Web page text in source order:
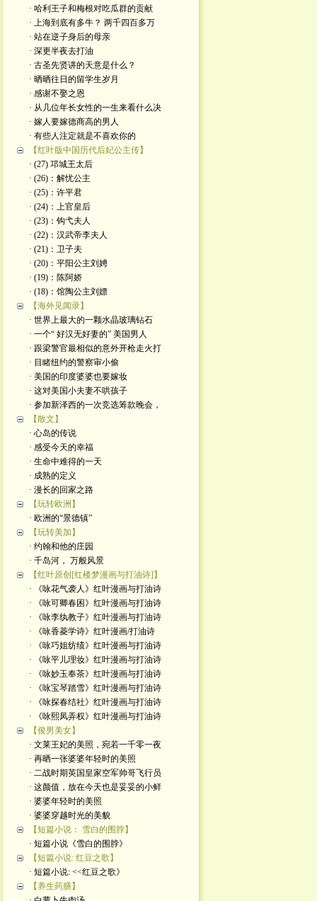
· 哈利王子和梅根对吃瓜群的贡献
· 上海到底有多牛？ 两千四百多万
· 站在逆子身后的母亲
· 深更半夜去打油
· 古圣先贤讲的天意是什么？
· 晒晒往日的留学生岁月
· 感谢不娶之恩
· 从几位年长女性的一生来看什么决
· 嫁人要嫁德商高的男人
· 有些人注定就是不喜欢你的
【红叶版中国历代后妃公主传】
· (27) 邛城王太后
· (26)：解忧公主
· (25)：许平君
· (24)：上官皇后
· (23)：钩弋夫人
· (22)：汉武帝李夫人
· (21)：卫子夫
· (20)：平阳公主刘娉
· (19)：陈阿娇
· (18)：馆陶公主刘嫖
【海外见闻录】
· 世界上最大的一颗水晶玻璃钻石
· 一个“ 好汉无好妻的” 美国男人
· 跟梁警官最相似的意外开枪走火打
· 目睹纽约的警察审小偷
· 美国的印度婆婆也要嫁妆
· 这对美国小夫妻不哄孩子
· 参加新泽西的一次竞选筹款晚会，
【散文】
· 心岛的传说
· 感受今天的幸福
· 生命中难得的一天
· 成熟的定义
· 漫长的回家之路
【玩转欧洲】
· 欧洲的“景德镇”
【玩转美加】
· 约翰和他的庄园
· 千岛河， 万般风景
【红叶原创[红楼梦漫画与打油诗]】
· 《咏花气袭人》红叶漫画与打油诗
· 《咏可卿春困》红叶漫画与打油诗
· 《咏李纨教子》红叶漫画与打油诗
· 《咏香菱学诗》红叶漫画/打油诗
· 《咏巧姐纺绩》红叶漫画与打油诗
· 《咏平儿理妆》红叶漫画与打油诗
· 《咏妙玉奉茶》红叶漫画与打油诗
· 《咏宝琴踏雪》红叶漫画与打油诗
· 《咏探春结社》红叶漫画与打油诗
· 《咏熙凤弄权》红叶漫画与打油诗
【俊男美女】
· 文莱王妃的美照，宛若一千零一夜
· 再晒一张婆婆年轻时的美照
· 二战时期英国皇家空军帅哥飞行员
· 这颜值，放在今天也是妥妥的小鲜
· 婆婆年轻时的美照
· 婆婆穿越时光的美貌
【短篇小说： 雪白的围脖】
· 短篇小说《雪白的围脖》
【短篇小说: 红豆之歌】
· 短篇小说: <<红豆之歌》
【养生药膳】